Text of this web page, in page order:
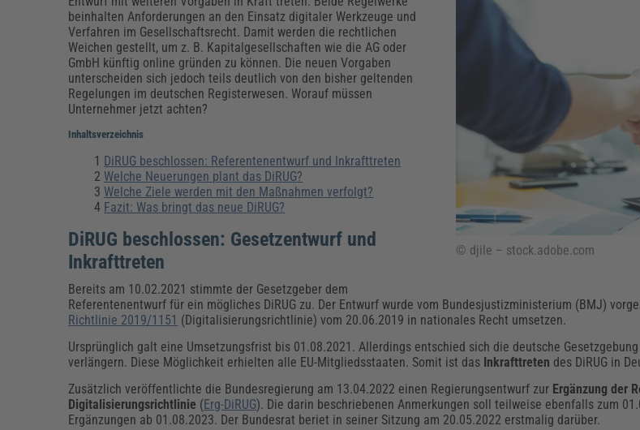
Energie & Umwelt
Führung & Management
Gesundheit & Pflege
Kommunales
Fachpublikationen & Arbeitshilfen
Bauhof Feuerwehr
Grünflächen
Weiterbildungen (AKADEMIE HERKERT)
Bau, Immobilien & Gebäudemanagement
Künstliche Intelligenz
Weiterbildungen (AKADEMIE HERKERT)
Künstliche Intelligenz
Personalwesen
Personal, Ausbildung & Recht
Reisekosten und Finanzen
Weiterbildungen (AKADEMIE HERKERT)
Reisekosten & Finanzen
Fachpublikationen & Arbeitshilfen
Zollabwicklung & Exportabwicklung Zollverfahren & Zollvorschriften
Weiterbildungen (AKADEMIE HERKERT)
Zoll & Export
© djile – stock.adobe.com
beinhalten Anforderungen an den Einsatz digitaler Werkzeuge und
Verfahren im Gesellschaftsrecht. Damit werden die rechtlichen
Weichen gestellt, um z. B. Kapitalgesellschaften wie die AG oder
GmbH künftig online gründen zu können. Die neuen Vorgaben
unterscheiden sich jedoch teils deutlich von den bisher geltenden
Regelungen im deutschen Registerwesen. Worauf müssen
Unternehmer jetzt achten?
Inhaltsverzeichnis
DiRUG beschlossen: Referentenentwurf und Inkrafttreten
Welche Neuerungen plant das DiRUG?
Welche Ziele werden mit den Maßnahmen verfolgt?
Fazit: Was bringt das neue DiRUG?
DiRUG beschlossen: Gesetzentwurf und
Inkrafttreten
Bereits am 10.02.2021 stimmte der Gesetzgeber dem
Referentenentwurf für ein mögliches DiRUG zu. Der Entwurf wurde vom Bundesjustizministerium (BMJ)
Richtlinie 2019/1151 (Digitalisierungsrichtlinie) vom 20.06.2019 in nationales Recht umsetzen.
Ursprünglich galt eine Umsetzungsfrist bis 01.08.2021. Allerdings entschied sich die deutsche
verlängern. Diese Möglichkeit erhielten alle EU-Mitgliedsstaaten. Somit ist das Inkrafttreten des DiRUG in
Zusätzlich veröffentlichte die Bundesregierung am 13.04.2022 einen Regierungsentwurf zur Ergänzung der
Digitalisierungsrichtlinie (Erg-DiRUG). Die darin beschriebenen Anmerkungen soll teilweise ebenfalls zum
Ergänzungen ab 01.08.2023. Der Bundesrat beriet in seiner Sitzung am 20.05.2022 erstmalig darüber.